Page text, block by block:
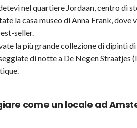
nel quartiere Jordaan, centro di
la casa museo di Anna Frank, dove
seller.
la più grande collezione di dipinti
di notte a De Negen Straatjes
come un locale ad